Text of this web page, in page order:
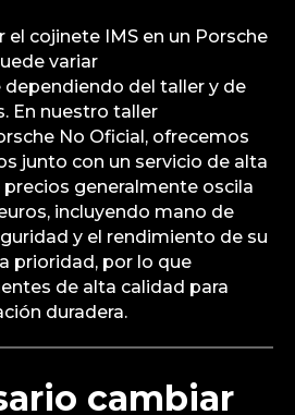
el cojinete IMS en un Porsche
variar
del taller y de
En nuestro taller
No Oficial, ofrecemos
junto con un servicio de alta
precios generalmente oscila
incluyendo mano de
y el rendimiento de su
prioridad, por lo que
de alta calidad para
duradera.
cambiar